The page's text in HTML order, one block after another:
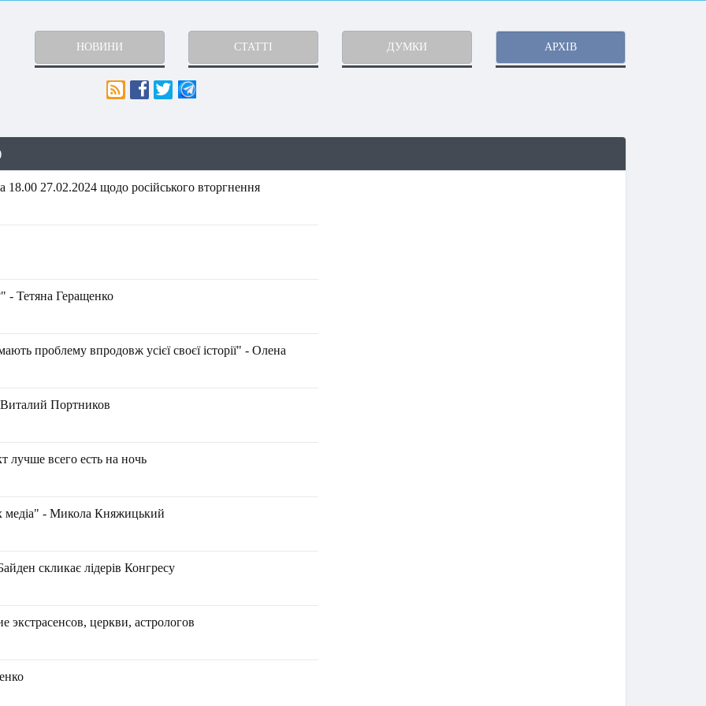
НОВИНИ СТАТТІ ДУМКИ АРХІВ
18.00 27.02.2024 щодо російського вторгнення
- Тетяна Геращенко
проблему впродовж усієї своєї історії" - Олена
Портников
лучше всего есть на ночь
медіа" - Микола Княжицький
скликає лідерів Конгресу
экстрасенсов, церкви, астрологов